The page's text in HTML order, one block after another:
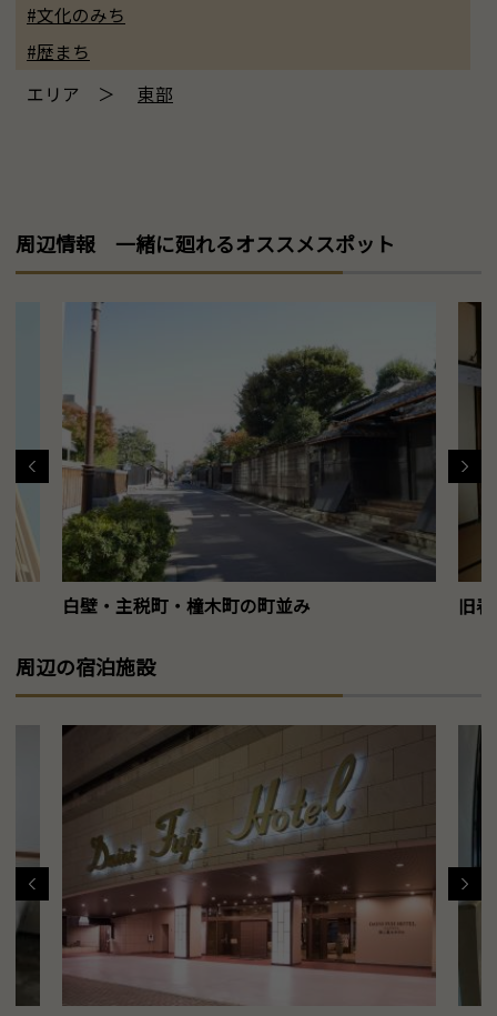
#文化のみち
#歴まち
エリア ＞ 東部
周辺情報 一緒に廻れるオススメスポット
白壁・主税町・橦木町の町並み 旧
周辺の宿泊施設